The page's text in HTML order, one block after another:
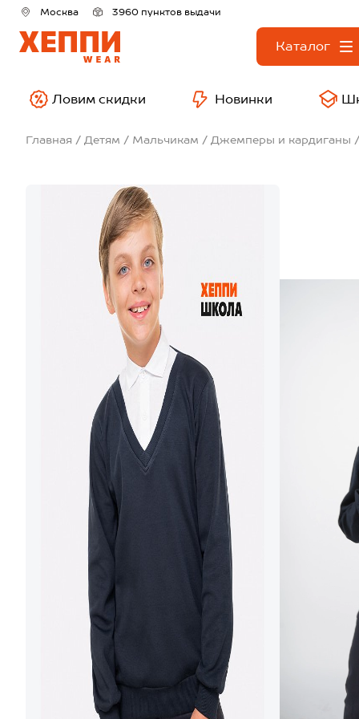
Москва 3960 пунктов выдачи
Каталог
Ловим скидки Новинки
Главная Детям Мальчикам Джемперы и кардиганы